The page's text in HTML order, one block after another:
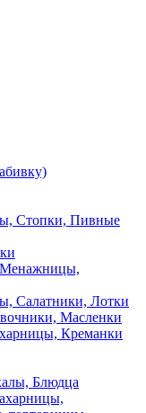
Стопки, Пивные
Менажницы,
Салатники, Лотки
Масленки
Креманки
Блюдца